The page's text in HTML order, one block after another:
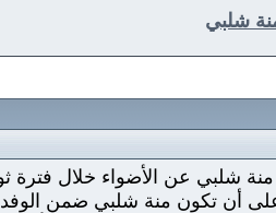
شلبي
أن تكون منة شلبي ضمن الوفد